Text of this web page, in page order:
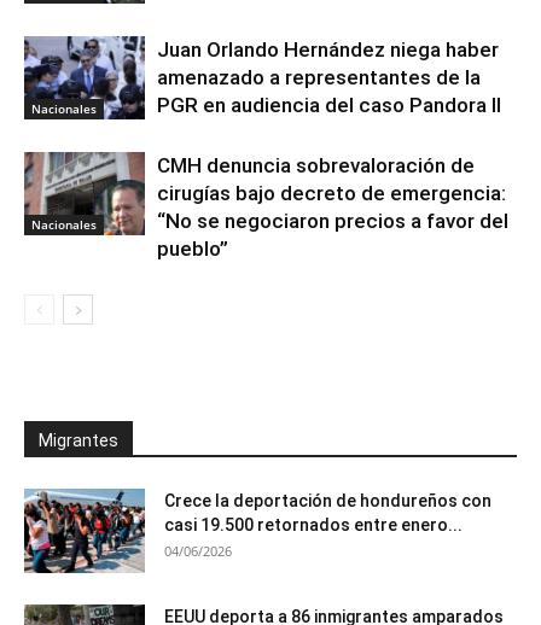
Nacionales
Juan Orlando Hernández niega haber
amenazado a representantes de la
PGR en audiencia del caso Pandora II
Nacionales
CMH denuncia sobrevaloración de
cirugías bajo decreto de emergencia:
“No se negociaron precios a favor del
pueblo”
Migrantes
Crece la deportación de hondureños con
casi 19.500 retornados entre enero...
04/06/2026
EEUU deporta a 86 inmigrantes amparados